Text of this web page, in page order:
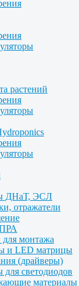
растений
ДНаТ, ЭСЛ
отражатели
монтажа
и LED матрицы
(драйверы)
для светодиодов
материалы